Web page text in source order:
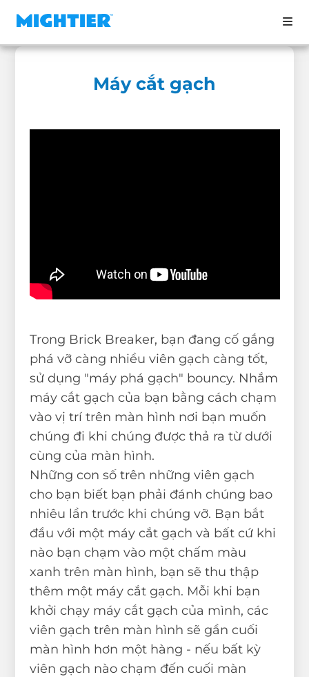
Máy cắt gạch
Trong Brick Breaker, bạn đang cố gắng
phá vỡ càng nhiều viên gạch càng tốt,
sử dụng "máy phá gạch" bouncy. Nhắm
máy cắt gạch của bạn bằng cách chạm
vào vị trí trên màn hình nơi bạn muốn
chúng đi khi chúng được thả ra từ dưới
cùng của màn hình.
Những con số trên những viên gạch
cho bạn biết bạn phải đánh chúng bao
nhiêu lần trước khi chúng vỡ. Bạn bắt
đầu với một máy cắt gạch và bất cứ khi
nào bạn chạm vào một chấm màu
xanh trên màn hình, bạn sẽ thu thập
thêm một máy cắt gạch. Mỗi khi bạn
khởi chạy máy cắt gạch của mình, các
viên gạch trên màn hình sẽ gần cuối
màn hình hơn một hàng - nếu bất kỳ
viên gạch nào chạm đến cuối màn